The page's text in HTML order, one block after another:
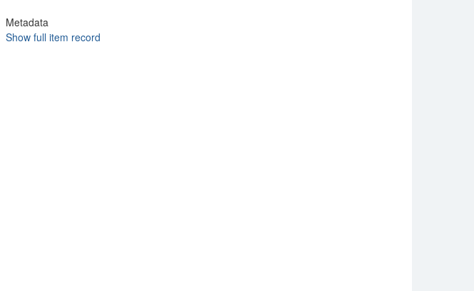
Metadata
Show full item record